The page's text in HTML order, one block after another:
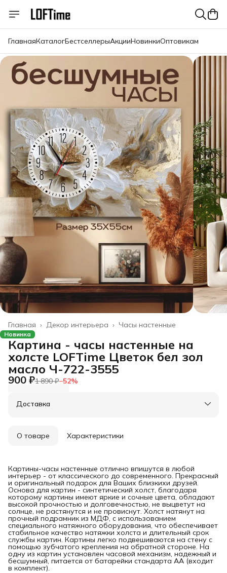
ГлавнаяКаталогБестселлерыАкцииНовинкиОптовикам
Часы настенные
Декор интерьера ›
Главная ›
Новинка
Картина - часы настенные на
холсте LOFTime Цветок бел зол
масло Ч-722-3555
900 ₽1 890 ₽−52%
Доставка
О товаре Характеристики
Картины-часы настенные отлично впишутся в любой
интерьер - от классического до современного. Прекрасный
и оригинальный подарок для Ваших близкихи друзей.
Основа для картин - синтетический холст, благодаря
которому картины имеют яркие и сочные цвета, обладают
высокой прочностью и долговечностью, не выцветут на
солнце, не растянутся и не провиснут. Холст натянут на
прочный подрамник из МДФ, с использованием
специального натяжного оборудования, что обеспечивает
стабильное качество натяжки холста и длительный срок
службы картин. Картины легко подвешиваются на стену с
помощью зубчатого крепления на обратной стороне. На
одну из картин установлен часовой механизм, надежный и
бесшумный, питается от батарейки стандарта АА (входит
в комплект).